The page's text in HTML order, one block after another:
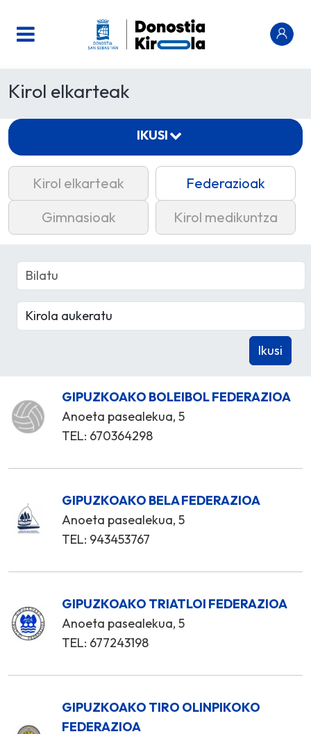
Kirol elkarteak
Kirol elkarteak
Federazioak
Gimnasioak
Kirol medikuntza
GIPUZKOAKO BOLEIBOL FEDERAZIOA
Anoeta pasealekua, 5
TEL: 670364298
GIPUZKOAKO BELA FEDERAZIOA
Anoeta pasealekua, 5
TEL: 943453767
GIPUZKOAKO TRIATLOI FEDERAZIOA
Anoeta pasealekua, 5
TEL: 677243198
GIPUZKOAKO TIRO OLINPIKOKO
FEDERAZIOA
IKUSI